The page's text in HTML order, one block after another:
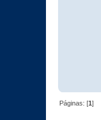
Páginas: [1]